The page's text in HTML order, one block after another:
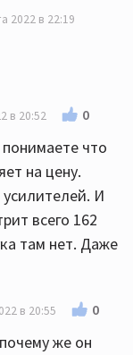
2022 в 22:19
в 20:52 0
что
на цену.
И
всего 162
там нет. Даже
в 20:55 0
же он